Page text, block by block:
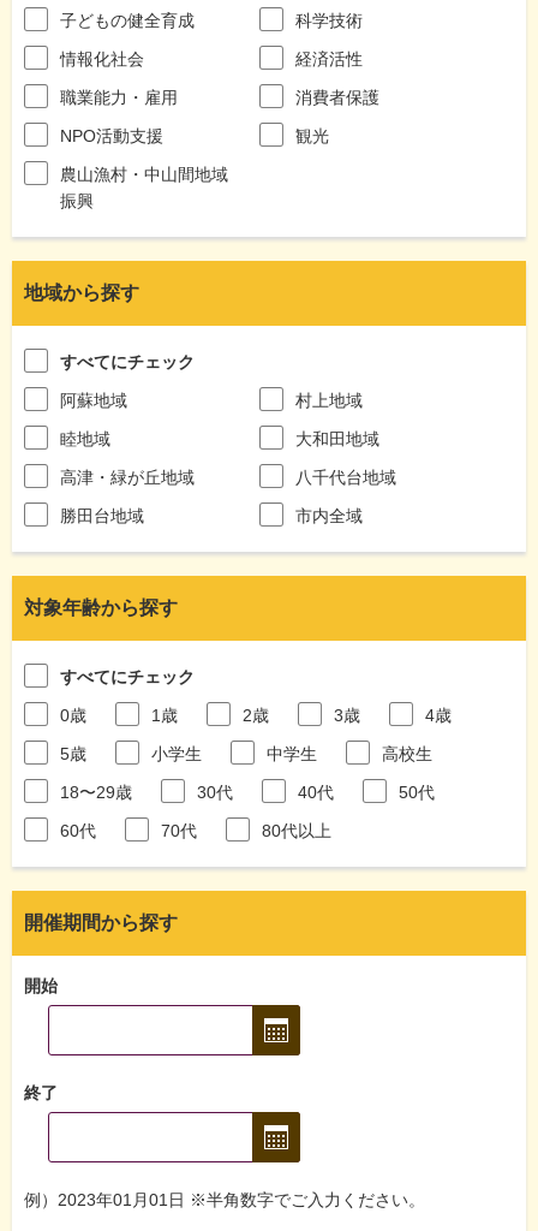
子どもの健全育成
科学技術
情報化社会
経済活性
職業能力・雇用
消費者保護
NPO活動支援
観光
農山漁村・中山間地域
振興
地域から探す
すべてにチェック
阿蘇地域
村上地域
睦地域
大和田地域
高津・緑が丘地域
八千代台地域
勝田台地域
市内全域
対象年齢から探す
すべてにチェック
0歳
1歳 2歳 3歳
4歳
5歳
小学生 中学生
高校生
18〜29歳
30代 40代
50代
60代
70代 80代以上
開催期間から探す
開始
終了
例）2023年01月01日 ※半角数字でご入力ください。